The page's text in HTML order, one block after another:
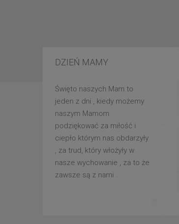
DZIEŃ MAMY
Święto naszych Mam to
jeden z dni , kiedy możemy
naszym Mamom
podziękować za miłość i
ciepło którym nas obdarzyły
, za trud, który włożyły w
nasze wychowanie , za to że
zawsze są z nami .